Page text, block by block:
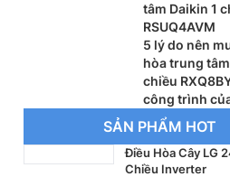
tâm Daikin 1
RSUQ4AVM
5 lý do nên
hòa trung
chiều
công trình
SẢN PHẨM HOT
Điều Hòa Cây LG
Chiều Inverter